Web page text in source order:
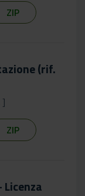
ZIP
(rif.
]
ZIP